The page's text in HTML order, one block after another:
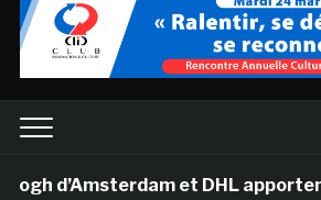
d’Amsterdam et DHL apportent